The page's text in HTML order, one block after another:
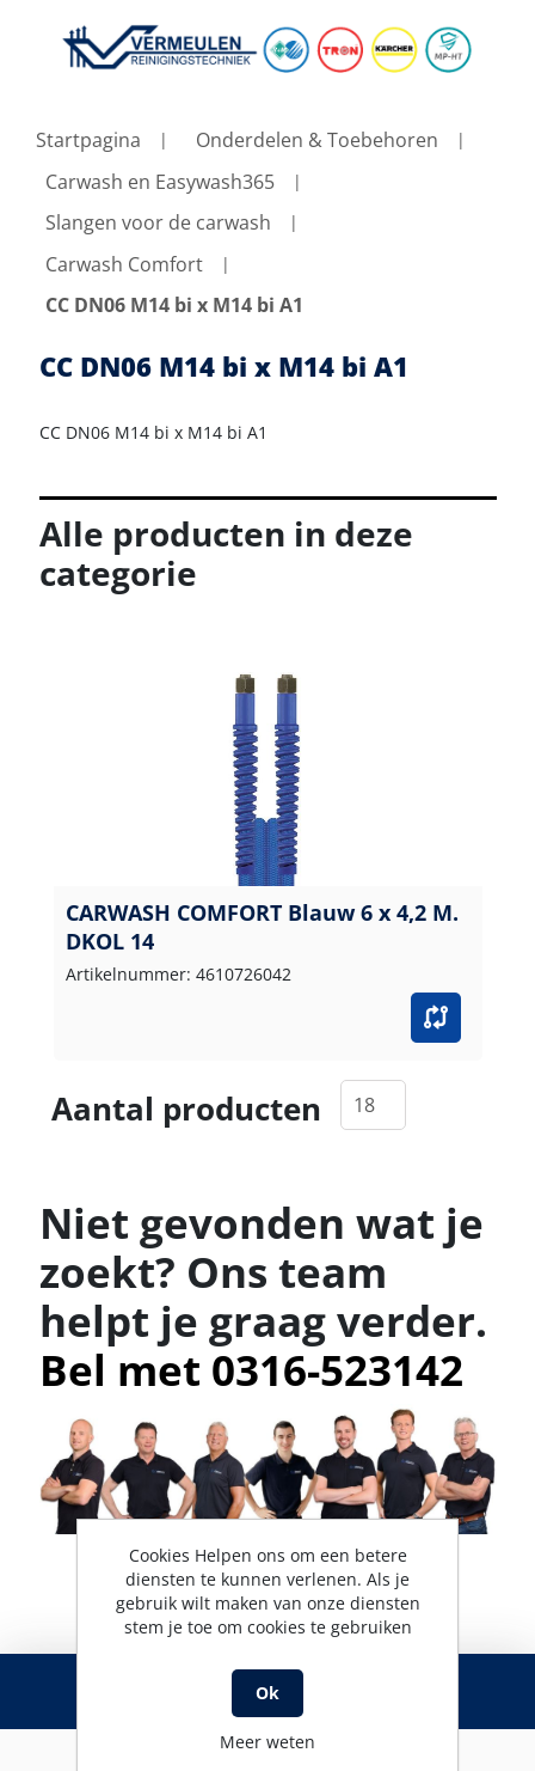
Startpagina
Onderdelen & Toebehoren
Carwash en Easywash365
Slangen voor de carwash
Carwash Comfort
CC DN06 M14 bi x M14 bi A1
CC DN06 M14 bi x M14 bi A1
CC DN06 M14 bi x M14 bi A1
Alle producten in deze
categorie
CARWASH COMFORT Blauw 6 x 4,2 M.
DKOL 14
Artikelnummer: 4610726042
Aantal producten
Niet gevonden wat je
zoekt? Ons team
helpt je graag verder.
Bel met 0316-523142
RSS
Cookies Helpen ons om een betere
diensten te kunnen verlenen. Als je
gebruik wilt maken van onze diensten
stem je toe om cookies te gebruiken
Ok
Meer weten